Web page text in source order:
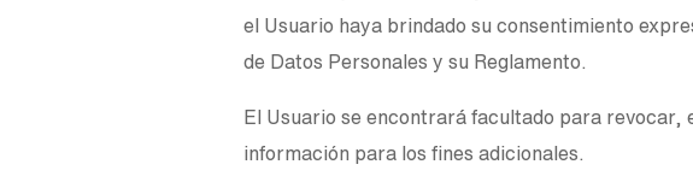
el Usuario haya brindado su consentimiento
de Datos Personales y su Reglamento.
El Usuario se encontrará facultado para
información para los fines adicionales.